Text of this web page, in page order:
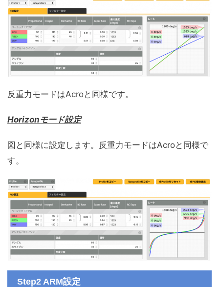
反重力モードはAcroと同様です。
Horizonモード設定
図と同様に設定します。反重力モードはAcroと同様で
す。
Step2 ARM設定